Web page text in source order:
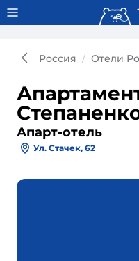
Тонкости используют
Россия Отели
Апарт-отель
Ул. Стачек, 62